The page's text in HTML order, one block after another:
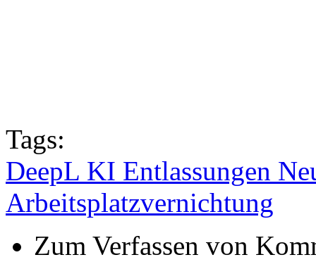
Tags:
DeepL KI Entlassungen
Arbeitsplatzvernichtung
Zum Verfassen von